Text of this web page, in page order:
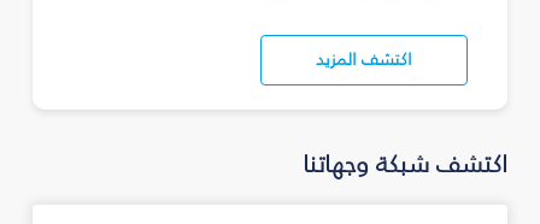
اكتشف المزيد
اكتشف شبكة وجهاتنا